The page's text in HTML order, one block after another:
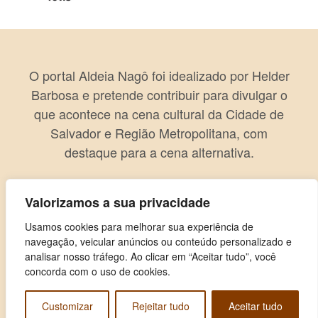
Valorizamos a sua privacidade
Usamos cookies para melhorar sua experiência de
navegação, veicular anúncios ou conteúdo personalizado e
analisar nosso tráfego. Ao clicar em “Aceitar tudo”, você
concorda com o uso de cookies.
Customizar Rejeitar tudo Aceitar tudo
O portal Aldeia Nagô foi idealizado por Helder
Barbosa e pretende contribuir para divulgar o
que acontece na cena cultural da Cidade de
Salvador e Região Metropolitana, com
destaque para a cena alternativa.